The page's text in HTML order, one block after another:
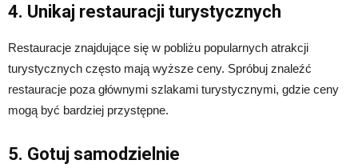
4. Unikaj restauracji turystycznych
Restauracje znajdujące się w pobliżu popularnych atrakcji
turystycznych często mają wyższe ceny. Spróbuj znaleźć
restauracje poza głównymi szlakami turystycznymi, gdzie ceny
mogą być bardziej przystępne.
5. Gotuj samodzielnie